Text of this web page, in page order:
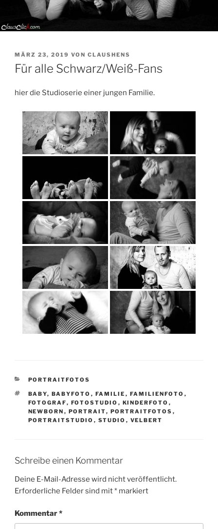
VERÖFFENTLICHT
AM
MÄRZ 23, 2019 VON CLAUSHENS
Für alle Schwarz/Weiß-Fans
hier die Studioserie einer jungen Familie.
KATEGORIEN
PORTRAITFOTOS
SCHLAGWÖRTER
BABY, BABYFOTO , FAMILIE , FAMILIENFOTO ,
FOTOGRAF, FOTOSTUDIO , KINDERFOTO ,
NEWBORN , PORTRAIT, PORTRAITFOTOS ,
PORTRAITSTUDIO , STUDIO , VELBERT
Schreibe einen Kommentar
Deine E-Mail-Adresse wird nicht veröffentlicht.
Erforderliche Felder sind mit* markiert
Kommentar*